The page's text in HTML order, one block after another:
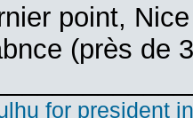
point,
(près de
for president